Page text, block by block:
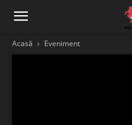
Acasă Eveniment